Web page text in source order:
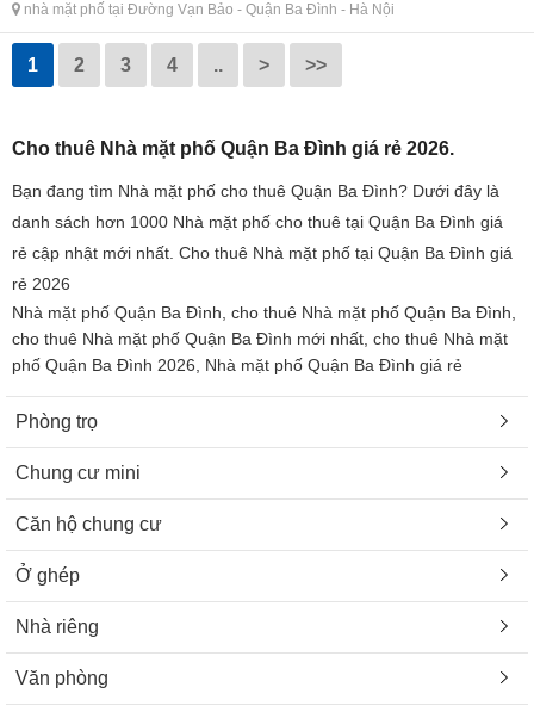
nhà mặt phố tại Đường Vạn Bảo - Quận Ba Đình - Hà Nội
1 2 3 4 .. > >>
Cho thuê Nhà mặt phố Quận Ba Đình giá rẻ 2026.
Bạn đang tìm Nhà mặt phố cho thuê Quận Ba Đình? Dưới đây là
danh sách hơn 1000 Nhà mặt phố cho thuê tại Quận Ba Đình giá
rẻ cập nhật mới nhất. Cho thuê Nhà mặt phố tại Quận Ba Đình giá
rẻ 2026
Nhà mặt phố Quận Ba Đình, cho thuê Nhà mặt phố Quận Ba Đình,
cho thuê Nhà mặt phố Quận Ba Đình mới nhất, cho thuê Nhà mặt
phố Quận Ba Đình 2026, Nhà mặt phố Quận Ba Đình giá rẻ
Phòng trọ
Chung cư mini
Căn hộ chung cư
Ở ghép
Nhà riêng
Văn phòng